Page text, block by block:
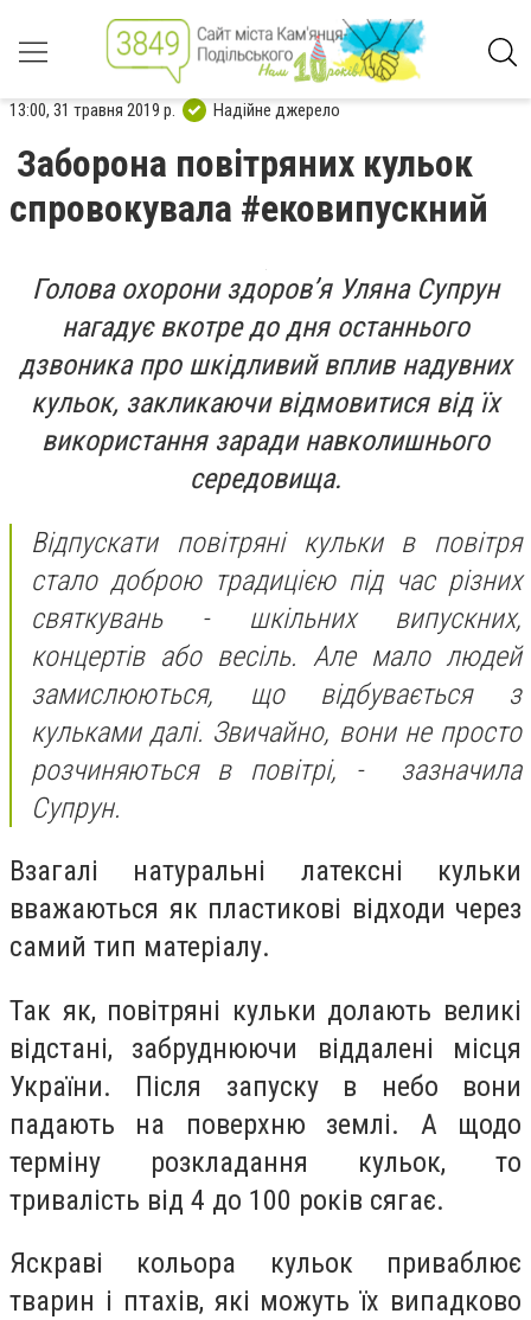
13:00, 31 травня 2019 р. Надійне джерело
Заборона повітряних кульок
спровокувала #ековипускний
Голова охорони здоров’я Уляна Супрун
нагадує вкотре до дня останнього
дзвоника про шкідливий вплив надувних
кульок, закликаючи відмовитися від їх
використання заради навколишнього
середовища.
Відпускати повітряні кульки в повітря
стало доброю традицією під час різних
святкувань - шкільних випускних,
концертів або весіль. Але мало людей
замислюються, що відбувається з
кульками далі. Звичайно, вони не просто
розчиняються в повітрі, - зазначила
Супрун.
Взагалі натуральні латексні кульки
вважаються як пластикові відходи через
самий тип матеріалу.
Так як, повітряні кульки долають великі
відстані, забруднюючи віддалені місця
України. Після запуску в небо вони
падають на поверхню землі. А щодо
терміну розкладання кульок, то
тривалість від 4 до 100 років сягає.
Яскраві кольора кульок приваблює
тварин і птахів, які можуть їх випадково